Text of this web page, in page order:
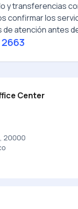
y transferencias
confirmar los
atención antes
Center
20000